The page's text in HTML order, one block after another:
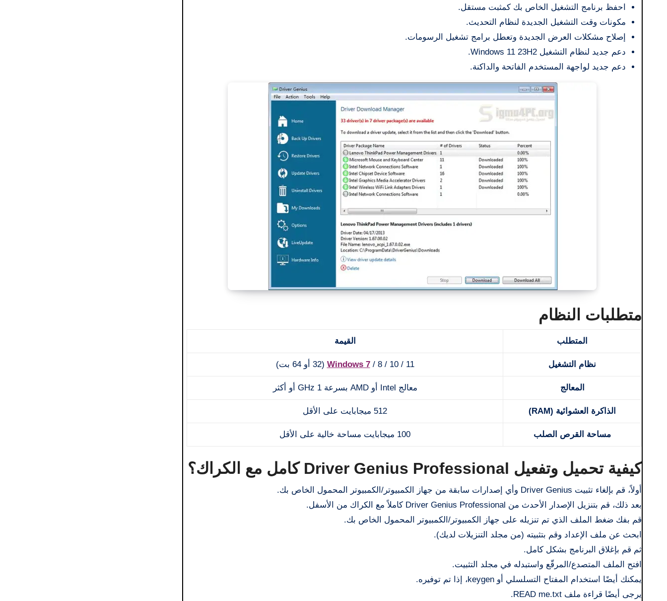
احفظ برنامج التشغيل الخاص بك كمثبت مستقل.
مكونات وقت التشغيل الجديدة لنظام التحديث.
إصلاح مشكلات العرض الجديدة وتعطل برامج تشغيل الرسومات.
دعم جديد لنظام التشغيل Windows 11 23H2.
دعم جديد لواجهة المستخدم الفاتحة والداكنة.
متطلبات النظام
المتطلب القيمة
نظام التشغيل Windows 7/ 8 / 10 / 11 (32 أو 64 بت)
المعالج معالج Intel أو AMD بسرعة 1 GHz أو أكثر
الذاكرة العشوائية (RAM) 512 ميجابايت على الأقل
مساحة القرص الصلب 100 ميجابايت مساحة خالية على الأقل
كيفية تحميل وتفعيل Driver Genius Professional كامل مع الكراك؟
أولاً، قم بإلغاء تثبيت Driver Genius وأي إصدارات سابقة من جهاز الكمبيوتر/الكمبيوتر المحمول الخاص بك.
بعد ذلك، قم بتنزيل الإصدار الأحدث من Driver Genius Professional كاملاً مع الكراك من الأسفل.
قم بفك ضغط الملف الذي تم تنزيله على جهاز الكمبيوتر/الكمبيوتر المحمول الخاص بك.
ابحث عن ملف الإعداد وقم بتثبيته (من مجلد التنزيلات لديك).
ثم قم بإغلاق البرنامج بشكل كامل.
افتح الملف المتصدع/المرقّع واستبدله في مجلد التثبيت.
يمكنك أيضًا استخدام المفتاح التسلسلي أو keygen، إذا تم توفيره.
يرجى أيضًا قراءة ملف READ me.txt.